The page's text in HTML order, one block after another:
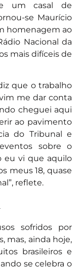
um casal de
se Maurício
homenagem ao
Nacional da
mais difíceis de
que o trabalho
me dar conta
cheguei aqui
ao pavimento
do Tribunal e
sobre o
eu vi que aquilo
meus 18, quase
reflete.
sofridos por
mas, ainda hoje,
brasileiros e
se celebra o